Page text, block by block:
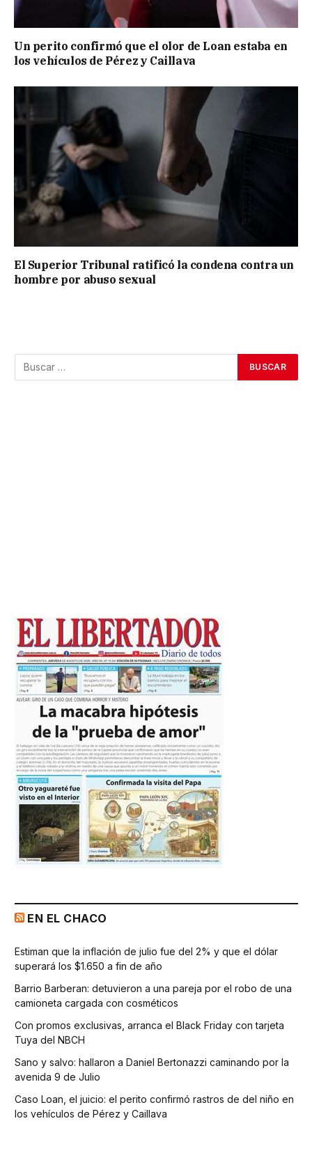
Un perito confirmó que el olor de Loan estaba en
los vehículos de Pérez y Caillava
El Superior Tribunal ratificó la condena contra un
hombre por abuso sexual
EN EL CHACO
Estiman que la inflación de julio fue del 2% y que el dólar
superará los $1.650 a fin de año
Barrio Barberan: detuvieron a una pareja por el robo de una
camioneta cargada con cosméticos
Con promos exclusivas, arranca el Black Friday con tarjeta
Tuya del NBCH
Sano y salvo: hallaron a Daniel Bertonazzi caminando por la
avenida 9 de Julio
Caso Loan, el juicio: el perito confirmó rastros de del niño en
los vehículos de Pérez y Caillava